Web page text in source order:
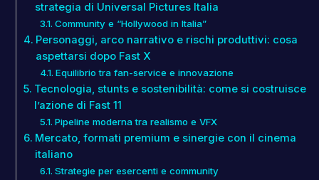
strategia di Universal Pictures Italia
Community e “Hollywood in Italia”
Personaggi, arco narrativo e rischi produttivi: cosa
aspettarsi dopo Fast X
Equilibrio tra fan-service e innovazione
Tecnologia, stunts e sostenibilità: come si costruisce
l’azione di Fast 11
Pipeline moderna tra realismo e VFX
Mercato, formati premium e sinergie con il cinema
italiano
Strategie per esercenti e community